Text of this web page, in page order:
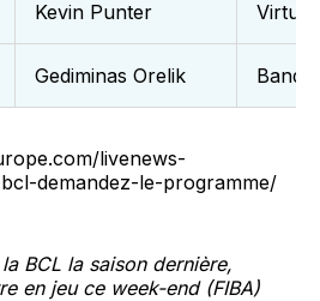
Kevin Punter Virtus
Gediminas Orelik
livenews-
demandez-le-programme/
BCL la saison dernière,
en jeu ce week-end (FIBA)